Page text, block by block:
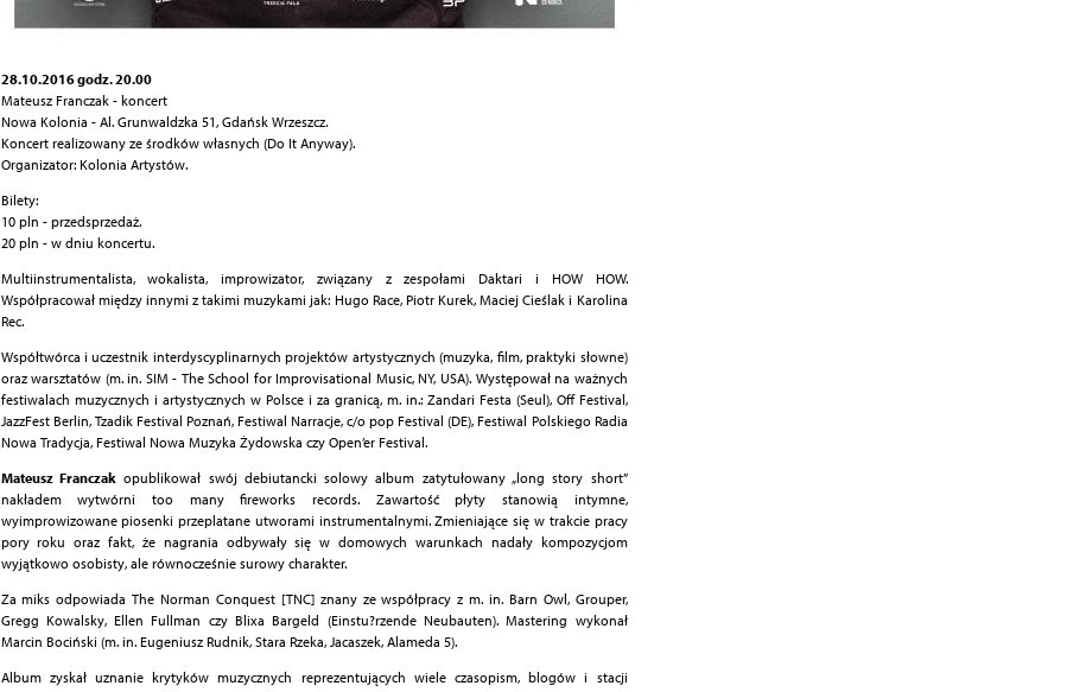
28.10.2016 godz. 20.00
Mateusz Franczak - koncert
Nowa Kolonia - Al. Grunwaldzka 51, Gdańsk Wrzeszcz.
Koncert realizowany ze środków własnych (Do It Anyway).
Organizator: Kolonia Artystów.
Bilety:
10 pln - przedsprzedaż.
20 pln - w dniu koncertu.
Multiinstrumentalista, wokalista, improwizator, związany z zespołami Daktari i HOW HOW.
Współpracował między innymi z takimi muzykami jak: Hugo Race, Piotr Kurek, Maciej Cieślak i Karolina
Rec.
Współtwórca i uczestnik interdyscyplinarnych projektów artystycznych (muzyka, film, praktyki słowne)
oraz warsztatów (m. in. SIM - The School for Improvisational Music, NY, USA). Występował na ważnych
festiwalach muzycznych i artystycznych w Polsce i za granicą, m. in.: Zandari Festa (Seul), Off Festival,
JazzFest Berlin, Tzadik Festival Poznań, Festiwal Narracje, c/o pop Festival (DE), Festiwal Polskiego Radia
Nowa Tradycja, Festiwal Nowa Muzyka Żydowska czy Open’er Festival.
Mateusz Franczakopublikował swój debiutancki solowy album zatytułowany „long story short”
nakładem wytwórni too many fireworks records. Zawartość płyty stanowią intymne,
wyimprowizowane piosenki przeplatane utworami instrumentalnymi. Zmieniające się w trakcie pracy
pory roku oraz fakt, że nagrania odbywały się w domowych warunkach nadały kompozycjom
wyjątkowo osobisty, ale równocześnie surowy charakter.
Za miks odpowiada The Norman Conquest [TNC] znany ze współpracy z m. in. Barn Owl, Grouper,
Gregg Kowalsky, Ellen Fullman czy Blixa Bargeld (Einstu?rzende Neubauten). Mastering wykonał
Marcin Bociński (m. in. Eugeniusz Rudnik, Stara Rzeka, Jacaszek, Alameda 5).
Album zyskał uznanie krytyków muzycznych reprezentujących wiele czasopism, blogów i stacji